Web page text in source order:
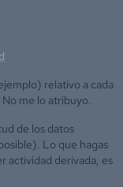
relativo a cada
me lo atribuyo.
de los datos
Lo que hagas
actividad derivada, es